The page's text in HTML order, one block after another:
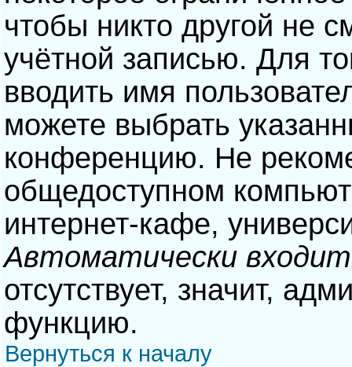
чтобы никто другой не
учётной записью. Для
вводить имя
можете выбрать
конференцию. Не
общедоступном
интернет-кафе,
Автоматически
отсутствует, значит,
функцию.
Вернуться к началу